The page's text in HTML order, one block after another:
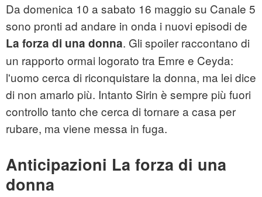
Da domenica 10 a sabato 16 maggio su Canale 5
sono pronti ad andare in onda i nuovi episodi de
La forza di una donna. Gli spoiler raccontano di
un rapporto ormai logorato tra Emre e Ceyda:
l'uomo cerca di riconquistare la donna, ma lei dice
di non amarlo più. Intanto Sirin è sempre più fuori
controllo tanto che cerca di tornare a casa per
rubare, ma viene messa in fuga.
Anticipazioni La forza di una
donna